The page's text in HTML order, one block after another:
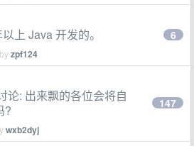
上 Java 开发的。
zpf124
6
论: 出来飘的各位会将自
?
wxb2dyj
147